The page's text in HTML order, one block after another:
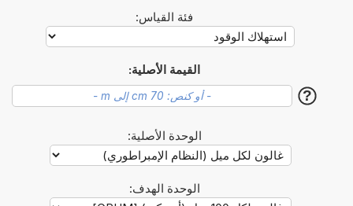
فئة القياس:
القيمة الأصلية:
?
الوحدة الأصلية:
الوحدة الهدف: